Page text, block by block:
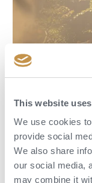
This website
We use cookies
provide social
We also share
our social media,
may combine it
5. Tibeťan:
nádechem
Orchid,